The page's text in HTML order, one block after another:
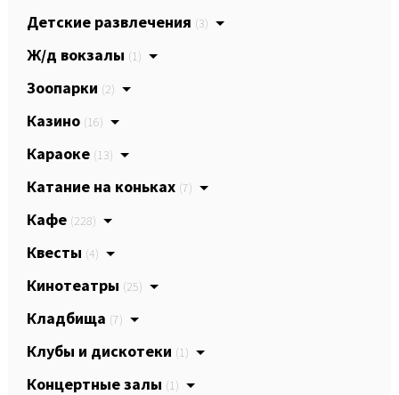
Детские развлечения (3)
Ж/д вокзалы (1)
Зоопарки (2)
Казино (16)
Караоке (13)
Катание на коньках (7)
Кафе (228)
Квесты (4)
Кинотеатры (25)
Кладбища (7)
Клубы и дискотеки (1)
Концертные залы (1)